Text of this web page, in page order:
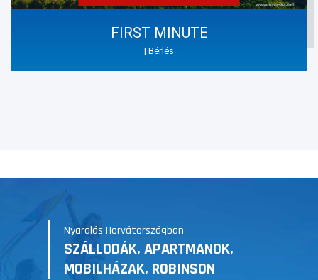
FIRST MINUTE
| Bérlés
Nyaralás Horvátországban
SZÁLLODÁK, APARTMANOK,
MOBILHÁZAK, ROBINSON